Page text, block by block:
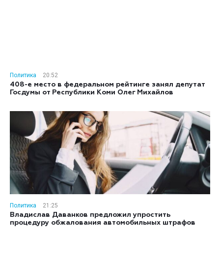
Политика
20:52
408-е место в федеральном рейтинге занял депутат
Госдумы от Республики Коми Олег Михайлов
Политика
21:25
Владислав Даванков предложил упростить
процедуру обжалования автомобильных штрафов